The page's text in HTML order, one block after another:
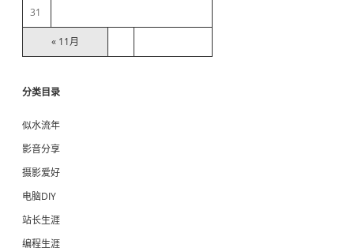
« 11月
31
分类目录
似水流年
影音分享
摄影爱好
电脑DIY
站长生涯
编程生涯